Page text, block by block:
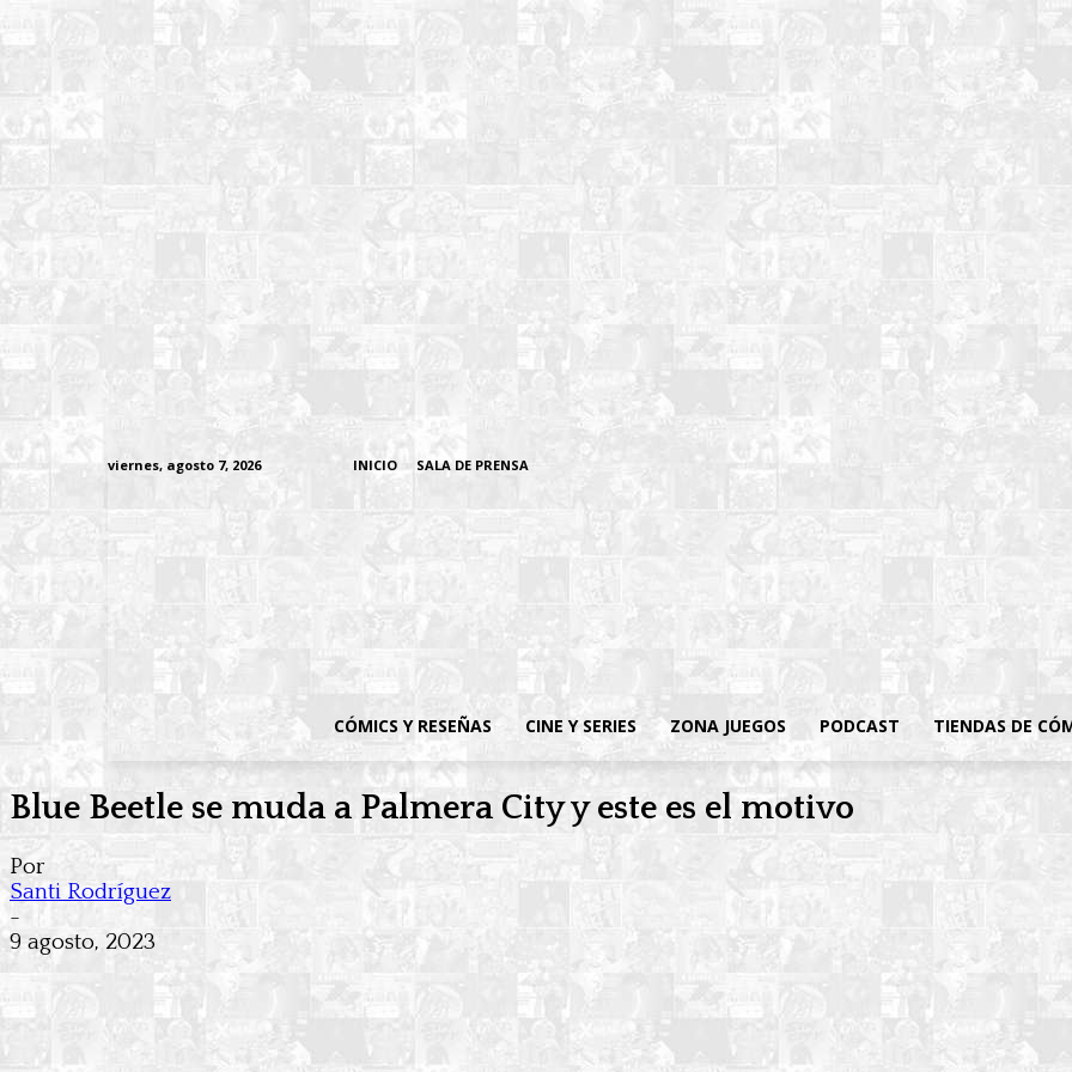
viernes, agosto 7, 2026 INICIO SALA DE PRENSA
CÓMICS Y RESEÑAS CINE Y SERIES ZONA JUEGOS PODCAST TIENDAS DE
Blue Beetle se muda a Palmera City y este es el motivo
Por
Santi Rodríguez
-
9 agosto, 2023